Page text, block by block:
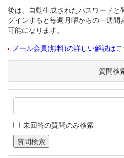
後は、自動生成されたパスワードと
グインすると毎週月曜からの一週
可能になります。
メール会員(無料)の詳しい解説はこ
質問検
未回答の質問のみ検索